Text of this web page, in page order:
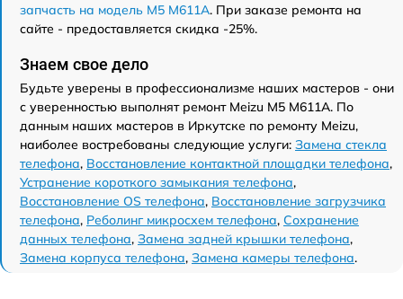
запчасть на модель M5 M611A. При заказе ремонта на
сайте - предоставляется скидка -25%.
Знаем свое дело
Будьте уверены в профессионализме наших мастеров - они
с уверенностью выполнят ремонт Meizu M5 M611A. По
данным наших мастеров в Иркутске по ремонту Meizu,
наиболее востребованы следующие услуги: Замена стекла
телефона, Восстановление контактной площадки телефона,
Устранение короткого замыкания телефона,
Восстановление OS телефона, Восстановление загрузчика
телефона, Реболинг микросхем телефона, Сохранение
данных телефона, Замена задней крышки телефона,
Замена корпуса телефона, Замена камеры телефона.